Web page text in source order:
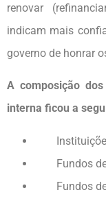
renovar
indicam mais
governo de honrar
A composição
interna ficou a
Instituições
Fundos de
Fundos de